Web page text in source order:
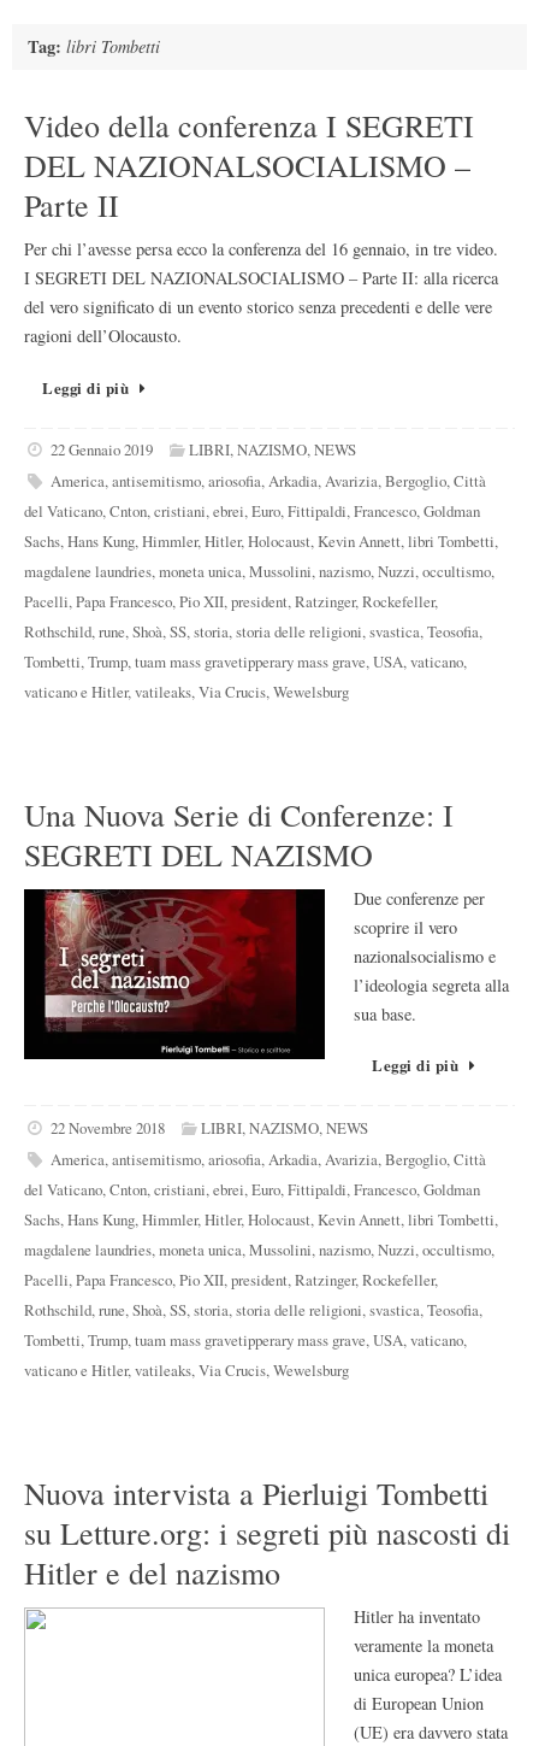
Tag: libri Tombetti
Video della conferenza I SEGRETI
DEL NAZIONALSOCIALISMO –
Parte II
Per chi l’avesse persa ecco la conferenza del 16 gennaio, in tre video.
I SEGRETI DEL NAZIONALSOCIALISMO – Parte II: alla ricerca
del vero significato di un evento storico senza precedenti e delle vere
ragioni dell’Olocausto.
Leggi di più
22 Gennaio 2019 LIBRI,NAZISMO,NEWS
America,antisemitismo,ariosofia,Arkadia,Avarizia,Bergoglio,Città
del Vaticano,Cnton,cristiani,ebrei,Euro,Fittipaldi,Francesco,Goldman
Sachs,Hans Kung,Himmler,Hitler,Holocaust,Kevin Annett,libri Tombetti,
magdalene laundries,moneta unica,Mussolini,nazismo,Nuzzi,occultismo,
Pacelli,Papa Francesco,Pio XII,president,Ratzinger,Rockefeller,
Rothschild,rune,Shoà,SS,storia,storia delle religioni,svastica,Teosofia,
Tombetti,Trump,tuam mass gravetipperary mass grave,USA,vaticano,
vaticano e Hitler,vatileaks,Via Crucis,Wewelsburg
Una Nuova Serie di Conferenze: I
SEGRETI DEL NAZISMO
Due conferenze per
scoprire il vero
nazionalsocialismo e
l’ideologia segreta alla
sua base.
Leggi di più
22 Novembre 2018 LIBRI,NAZISMO,NEWS
America,antisemitismo,ariosofia,Arkadia,Avarizia,Bergoglio,Città
del Vaticano,Cnton,cristiani,ebrei,Euro,Fittipaldi,Francesco,Goldman
Sachs,Hans Kung,Himmler,Hitler,Holocaust,Kevin Annett,libri Tombetti,
magdalene laundries,moneta unica,Mussolini,nazismo,Nuzzi,occultismo,
Pacelli,Papa Francesco,Pio XII,president,Ratzinger,Rockefeller,
Rothschild,rune,Shoà,SS,storia,storia delle religioni,svastica,Teosofia,
Tombetti,Trump,tuam mass gravetipperary mass grave,USA,vaticano,
vaticano e Hitler,vatileaks,Via Crucis,Wewelsburg
Nuova intervista a Pierluigi Tombetti
su Letture.org: i segreti più nascosti di
Hitler e del nazismo
Hitler ha inventato
veramente la moneta
unica europea? L’idea
di European Union
(UE) era davvero stata